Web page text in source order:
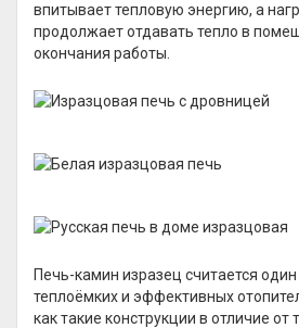
впитывает тепловую энергию, а
продолжает отдавать тепло в
окончания работы.
Печь-камин изразец считается
теплоёмких и эффективных
как такие конструкции в отличие